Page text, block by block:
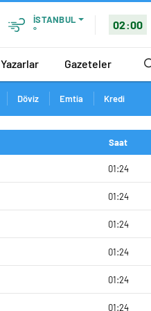
İSTANBUL
°
02:00
Yazarlar Gazeteler
Döviz Emtia Kredi
Saat
01:24
01:24
01:24
01:24
01:24
01:24